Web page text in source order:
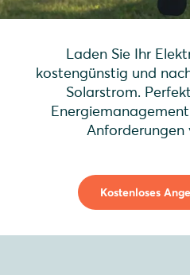
Laden Sie Ihr
kostengünstig und
Solarstrom.
Anforderungen
Kostenloses